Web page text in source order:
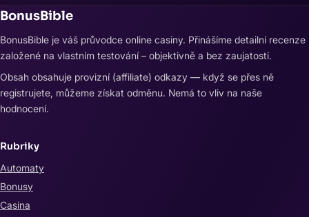
BonusBible
BonusBible je váš průvodce online casiny. Přinášíme detailní recenze
založené na vlastním testování – objektivně a bez zaujatosti.
Obsah obsahuje provizní (affiliate) odkazy — když se přes ně
registrujete, můžeme získat odměnu. Nemá to vliv na naše
hodnocení.
Rubriky
Automaty
Bonusy
Casina